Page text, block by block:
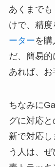
あくまで
けで、精
ーターを
だ、簡易
あれば、お
ちなみに
グに対応
新で対応
う人は、